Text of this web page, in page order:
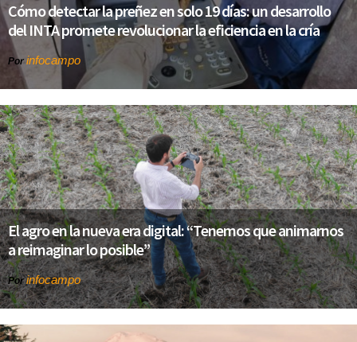
Cómo detectar la preñez en solo 19 días: un desarrollo
del INTA promete revolucionar la eficiencia en la cría
Por infocampo
El agro en la nueva era digital: “Tenemos que animarnos
a reimaginar lo posible”
Porinfocampo